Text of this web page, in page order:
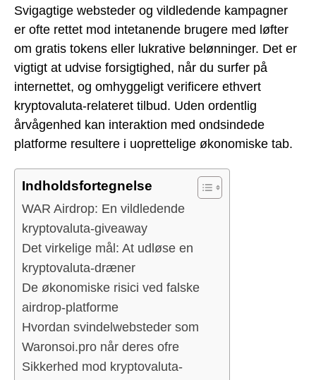
Svigagtige websteder og vildledende kampagner
er ofte rettet mod intetanende brugere med løfter
om gratis tokens eller lukrative belønninger. Det er
vigtigt at udvise forsigtighed, når du surfer på
internettet, og omhyggeligt verificere ethvert
kryptovaluta-relateret tilbud. Uden ordentlig
årvågenhed kan interaktion med ondsindede
platforme resultere i uoprettelige økonomiske tab.
Indholdsfortegnelse
WAR Airdrop: En vildledende
kryptovaluta-giveaway
Det virkelige mål: At udløse en
kryptovaluta-dræner
De økonomiske risici ved falske
airdrop-platforme
Hvordan svindelwebsteder som
Waronsoi.pro når deres ofre
Sikkerhed mod kryptovaluta-